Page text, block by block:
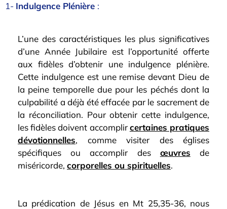
1- Indulgence Plénière :
L’une des caractéristiques les plus significatives
d’une Année Jubilaire est l’opportunité offerte
aux fidèles d’obtenir une indulgence plénière.
Cette indulgence est une remise devant Dieu de
la peine temporelle due pour les péchés dont la
culpabilité a déjà été effacée par le sacrement de
la réconciliation. Pour obtenir cette indulgence,
les fidèles doivent accomplircertaines pratiques
dévotionnelles, comme visiter des églises
spécifiques ou accomplir des œuvres de
miséricorde, corporelles ou spirituelles.
La prédication de Jésus en Mt 25,35-36, nous